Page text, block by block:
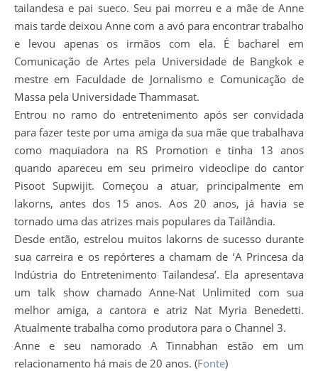
tailandesa e pai sueco. Seu pai morreu e a mãe de Anne
mais tarde deixou Anne com a avó para encontrar trabalho
e levou apenas os irmãos com ela. É bacharel em
Comunicação de Artes pela Universidade de Bangkok e
mestre em Faculdade de Jornalismo e Comunicação de
Massa pela Universidade Thammasat.
Entrou no ramo do entretenimento após ser convidada
para fazer teste por uma amiga da sua mãe que trabalhava
como maquiadora na RS Promotion e tinha 13 anos
quando apareceu em seu primeiro videoclipe do cantor
Pisoot Supwijit. Começou a atuar, principalmente em
lakorns, antes dos 15 anos. Aos 20 anos, já havia se
tornado uma das atrizes mais populares da Tailândia.
Desde então, estrelou muitos lakorns de sucesso durante
sua carreira e os repórteres a chamam de ‘A Princesa da
Indústria do Entretenimento Tailandesa’. Ela apresentava
um talk show chamado Anne-Nat Unlimited com sua
melhor amiga, a cantora e atriz Nat Myria Benedetti.
Atualmente trabalha como produtora para o Channel 3.
Anne e seu namorado A Tinnabhan estão em um
relacionamento há mais de 20 anos. (Fonte)